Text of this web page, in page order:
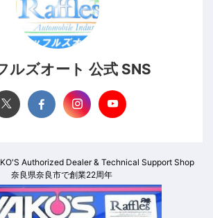
ルズオート 公式 SNS
Authorized Dealer & Technical Support Shop
奈良県奈良市で創業22周年